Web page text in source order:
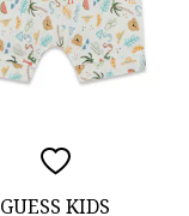
GUESS KIDS